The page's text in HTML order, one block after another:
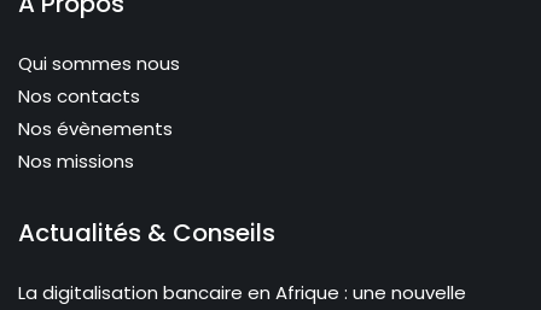
Qui sommes nous
Nos contacts
Nos évènements
Nos missions
Actualités & Conseils
La digitalisation bancaire en Afrique : une nouvelle